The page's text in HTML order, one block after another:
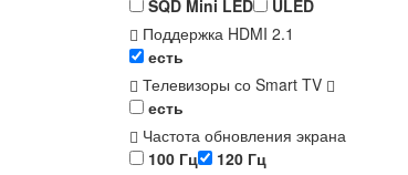
SQD Mini LED
ULED
Поддержка HDMI 2.1
есть
Телевизоры со Smart TV
есть
Частота обновления экрана
100 Гц
120 Гц